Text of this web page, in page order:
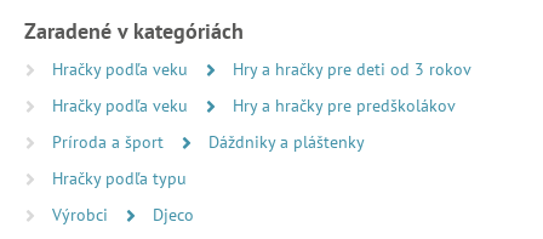
Zaradené v kategóriách
Hračky podľa veku
Hry a hračky pre deti od 3 rokov
Hračky podľa veku
Hry a hračky pre predškolákov
Príroda a šport
Dáždniky a pláštenky
Hračky podľa typu
Výrobci
Djeco